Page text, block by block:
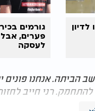
גורמים
פערים,
לעסקה
הביתה. אנחנו פונים
רני חייב